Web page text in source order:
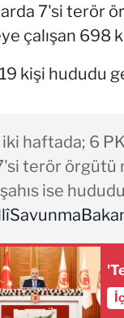
7'si terör
çalışan 698
kişi hududu
iki haftada; 6
terör örgütü
ise